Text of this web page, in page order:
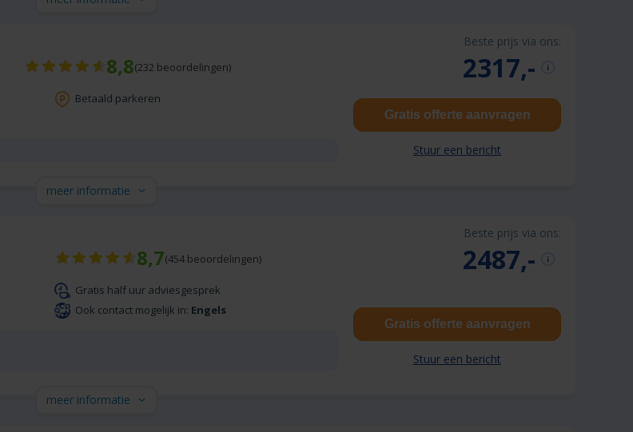
Beste prijs via ons:
2317,-
8,8(232 beoordelingen)
Betaald parkeren
Gratis offerte aanvragen
Stuur een bericht
meer informatie
Beste prijs via ons:
2487,-
8,7(454 beoordelingen)
Gratis half uur adviesgesprek
Ook contact mogelijk in: Engels
Gratis offerte aanvragen
Stuur een bericht
meer informatie